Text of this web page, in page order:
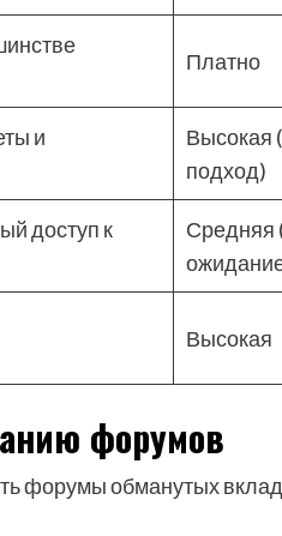
Платно
и
Высокая
подход)
доступ к
Средняя
Высокая
форумов
форумы обманутых